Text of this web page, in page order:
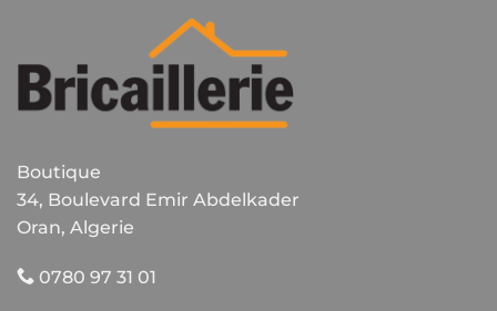
Boutique
34, Boulevard Emir Abdelkader
Oran, Algerie
0780 97 31 01